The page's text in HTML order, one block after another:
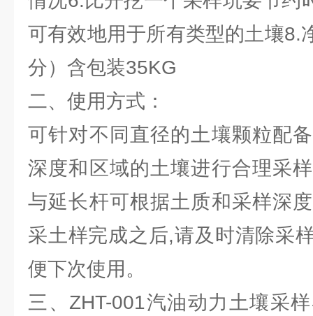
可有效地用于所有类型的土壤8.
分）含包装35KG
二、使用方式：
可针对不同直径的土壤颗粒配
深度和区域的土壤进行合理采
与延长杆可根据土质和采样深
采土样完成之后,请及时清除采
便下次使用。
三、ZHT-001汽油动力土壤采